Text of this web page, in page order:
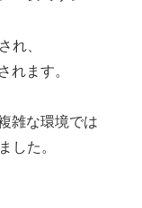
れ、
れます。
雑な環境では
した。